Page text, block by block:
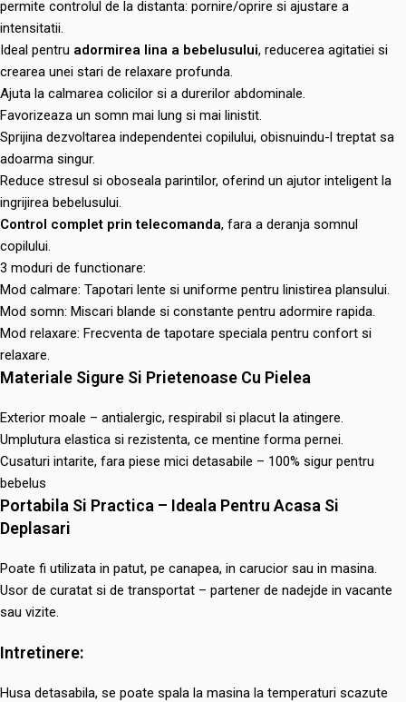
permite controlul de la distanta: pornire/oprire si ajustare a
intensitatii.
Ideal pentru adormirea lina a bebelusului, reducerea agitatiei si
crearea unei stari de relaxare profunda.
Ajuta la calmarea colicilor si a durerilor abdominale.
Favorizeaza un somn mai lung si mai linistit.
Sprijina dezvoltarea independentei copilului, obisnuindu-l treptat sa
adoarma singur.
Reduce stresul si oboseala parintilor, oferind un ajutor inteligent la
ingrijirea bebelusului.
Control complet prin telecomanda, fara a deranja somnul
copilului.
3 moduri de functionare:
Mod calmare: Tapotari lente si uniforme pentru linistirea plansului.
Mod somn: Miscari blande si constante pentru adormire rapida.
Mod relaxare: Frecventa de tapotare speciala pentru confort si
relaxare.
Materiale Sigure Si Prietenoase Cu Pielea
Exterior moale – antialergic, respirabil si placut la atingere.
Umplutura elastica si rezistenta, ce mentine forma pernei.
Cusaturi intarite, fara piese mici detasabile – 100% sigur pentru
bebelus
Portabila Si Practica – Ideala Pentru Acasa Si
Deplasari
Poate fi utilizata in patut, pe canapea, in carucior sau in masina.
Usor de curatat si de transportat – partener de nadejde in vacante
sau vizite.
Intretinere:
Husa detasabila, se poate spala la masina la temperaturi scazute